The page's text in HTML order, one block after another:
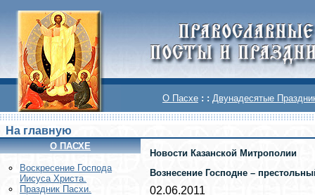
О Пасхе : : Двунадесятые
На главную
О ПАСХЕ
Воскреcение Господа
Иисуса Христа.
Праздник Пасхи.
Новости Казанской Митрополии
Вознесение Господне –
02.06.2011